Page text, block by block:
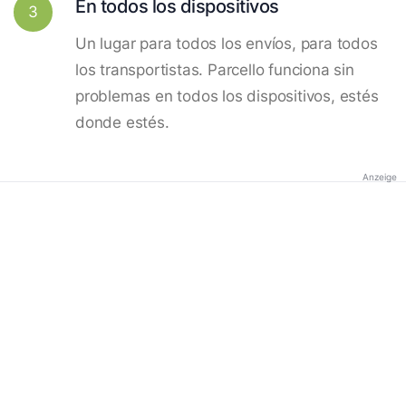
3 En todos los dispositivos
Un lugar para todos los envíos, para todos
los transportistas. Parcello funciona sin
problemas en todos los dispositivos, estés
donde estés.
Anzeige